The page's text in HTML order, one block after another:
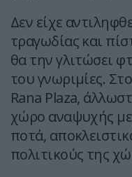
Δεν είχε
τραγωδίας και
θα την γλιτώσει
του γνωριμίες.
Rana Plaza,
χώρο αναψυχής
ποτά,
πολιτικούς της